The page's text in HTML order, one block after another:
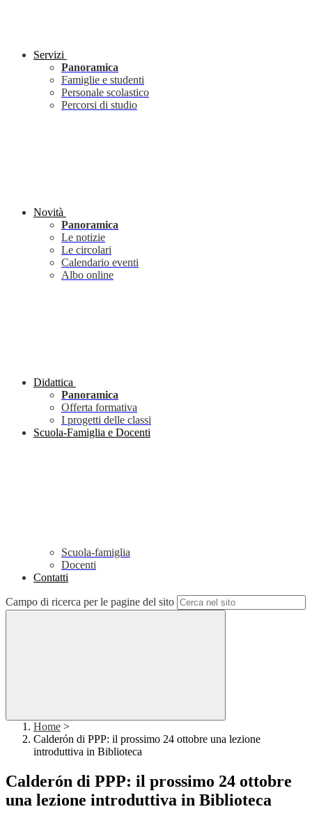
Servizi
Panoramica
Famiglie e studenti
Personale scolastico
Percorsi di studio
Novità
Panoramica
Le notizie
Le circolari
Calendario eventi
Albo online
Didattica
Panoramica
Offerta formativa
I progetti delle classi
Scuola-Famiglia e Docenti
Scuola-famiglia
Docenti
Contatti
Campo di ricerca per le pagine del sito
Home >
Calderón di PPP: il prossimo 24 ottobre una lezione
introduttiva in Biblioteca
Calderón di PPP: il prossimo 24 ottobre
una lezione introduttiva in Biblioteca